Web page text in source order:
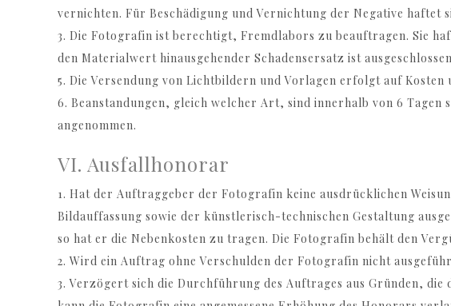
vernichten. Für Beschädigung und Vernichtung der Negative
3. Die Fotografin ist berechtigt, Fremdlabors zu beauftragen. Sie
den Materialwert hinausgehender Schadensersatz ist
5. Die Versendung von Lichtbildern und Vorlagen erfolgt auf Kosten
6. Beanstandungen, gleich welcher Art, sind innerhalb von 6
angenommen.
VI. Ausfallhonorar
1. Hat der Auftraggeber der Fotografin keine ausdrücklichen
Bildauffassung sowie der künstlerisch-technischen Gestaltung
so hat er die Nebenkosten zu tragen. Die Fotografin behält den
2. Wird ein Auftrag ohne Verschulden der Fotografin nicht
3. Verzögert sich die Durchführung des Auftrages aus Gründen,